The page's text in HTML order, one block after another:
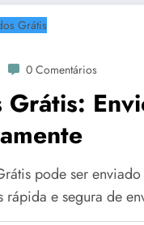
Grátis
0 Comentários
Grátis:
pode ser
rápida e segura de